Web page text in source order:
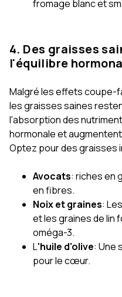
fromage blanc et
4. Des graisses
l'équilibre
Malgré les effets coupe-
les graisses saines
l'absorption des
hormonale et
Optez pour des graisses
Avocats: riches en
en fibres.
Noix et graines:
et les graines de lin
oméga-3.
L'huile d'olive: Une
pour le cœur.